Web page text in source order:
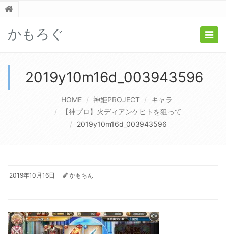
かもろぐ
2019y10m16d_003943596
HOME 神姫PROJECT
キャラ
【神プロ】火ディアンケヒトを狙って
2019y10m16d_003943596
2019年10月16日 かもちん